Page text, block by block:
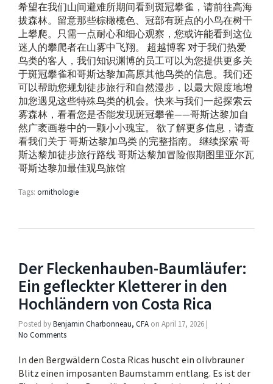
希望在我们山间避难所期间看到斑冠攀雀，请前往高海
拔森林。留意那些棕橄榄色、冠部有斑点的小鸟在树干
上攀爬。只需一点耐心和细心观察，您或许能看到这位
迷人的攀爬者在山雾中飞翔。 超越博客 对于我们热爱
鸟类的客人，我们知识渊博的员工可以为您提供更多关
于斑冠攀雀和哥斯达黎加高原其他鸟类的信息。我们还
可以帮助您规划徒步旅行和自然漫步，以最大限度地增
加您遇见这些特殊鸟类的机会。快来与我们一起探索云
雾森林，看看您是否能发现斑冠攀雀——哥斯达黎加自
然广袤画卷中的一颗小小瑰宝。 欲了解更多信息，请查
看我们关于 哥斯达黎加鸟类 的完整指南。 继续探索 哥
斯达黎加徒步旅行路线 哥斯达黎加冒险假期图里亚尔瓦
哥斯达黎加最佳观鸟旅馆
Tags: ornithologie
Der Fleckenhauben-Baumläufer:
Ein gefleckter Kletterer in den
Hochländern von Costa Rica
Posted byBenjamin Charbonneau, CFA on April 17, 2026 |
No Comments
In den Bergwäldern Costa Ricas huscht ein olivbrauner
Blitz einen imposanten Baumstamm entlang. Es ist der